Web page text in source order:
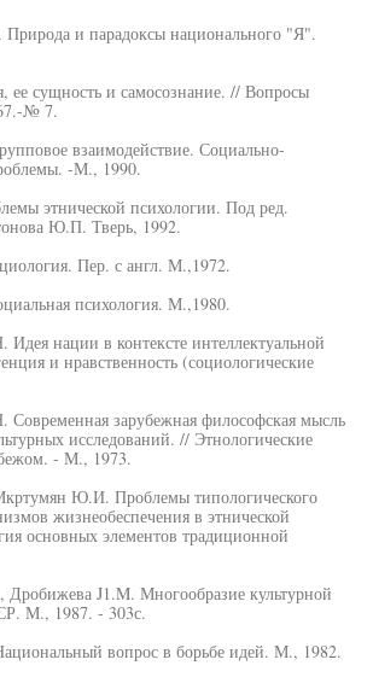
Природа и парадоксы национального "Я".
ее сущность и самосознание. // Вопросы
№ 7.
взаимодействие. Социально-
-М., 1990.
этнической психологии. Под ред.
Ю.П. Тверь, 1992.
Пер. с англ. М.,1972.
психология. М.,1980.
нации в контексте интеллектуальной
и нравственность (социологические
зарубежная философская мысль
исследований. // Этнологические
- М., 1973.
Ю.И. Проблемы типологического
жизнеобеспечения в этнической
основных элементов традиционной
J1.M. Многообразие культурной
М., 1987. - 303с.
вопрос в борьбе идей. М., 1982.